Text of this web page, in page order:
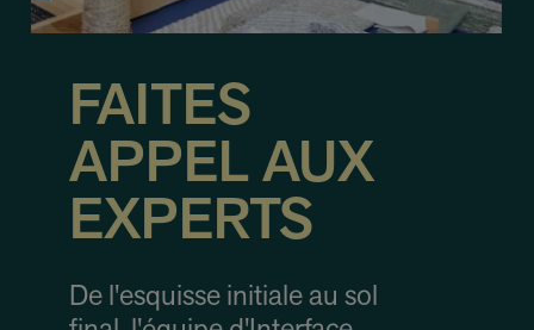
FAITES
APPEL AUX
EXPERTS
De l'esquisse initiale au sol